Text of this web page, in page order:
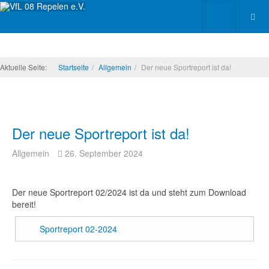
Aktuelle Seite: Startseite Allgemein Der neue Sportreport ist da!
Der neue Sportreport ist da!
Allgemein 26. September 2024
Der neue Sportreport 02/2024 ist da und steht zum Download
bereit!
Sportreport 02-2024